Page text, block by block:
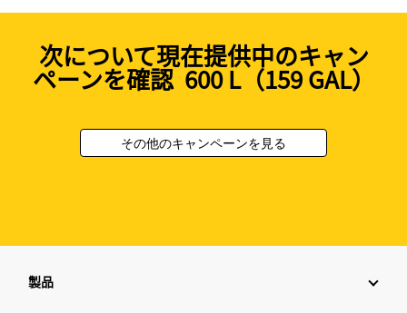
次について現在提供中のキャン
ペーンを確認 600 L（159 GAL）
その他のキャンペーンを見る
製品